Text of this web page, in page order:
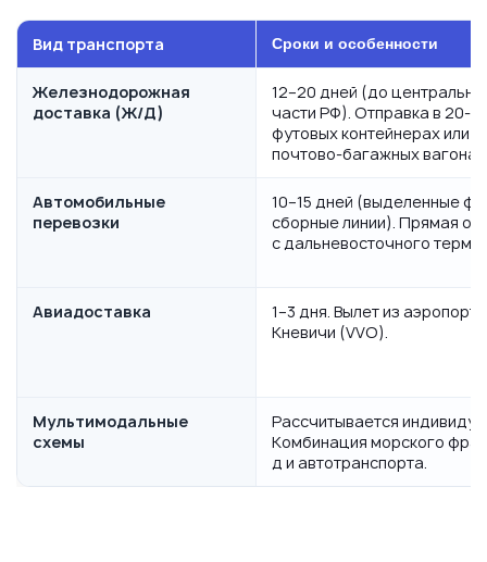
Вид транспорта Сроки и особенности
Железнодорожная
доставка (Ж/Д)
12–20 дней (до
части РФ). Отправка в 20-
футовых контейнерах или
почтово-багажных
Автомобильные
перевозки
10–15 дней (выделенные
сборные линии). Прямая
с дальневосточного
Авиадоставка
1–3 дня. Вылет из аэропорта
Кневичи (VVO).
Мультимодальные
схемы
Рассчитывается
Комбинация морского
д и автотранспорта.